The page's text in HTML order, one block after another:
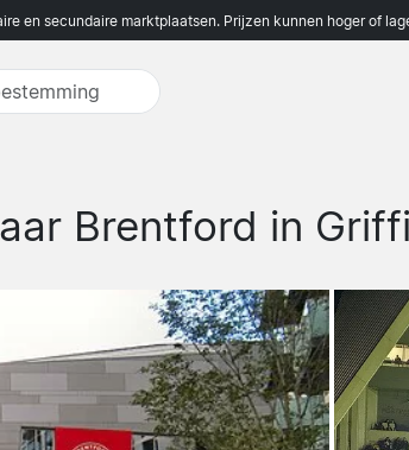
en secundaire marktplaatsen. Prijzen kunnen hoger of
Brentford in